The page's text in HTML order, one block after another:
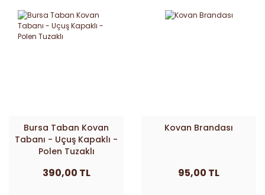
Bursa Taban Kovan
Tabanı - Uçuş Kapaklı -
Polen Tuzaklı
390,00 TL
Kovan Brandası
95,00 TL